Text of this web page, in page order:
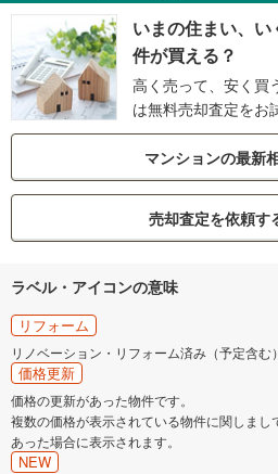
いまの住まい、
件が買える？
高く売って、安く買
は無料売却査定をお
マンションの最新
売却査定を依頼す
ラベル・アイコンの意味
リフォーム
リノベーション・リフォーム済み（予定含む
価格更新
価格の更新があった物件です。
複数の価格が表示されている物件に関しま
あった場合に表示されます。
NEW